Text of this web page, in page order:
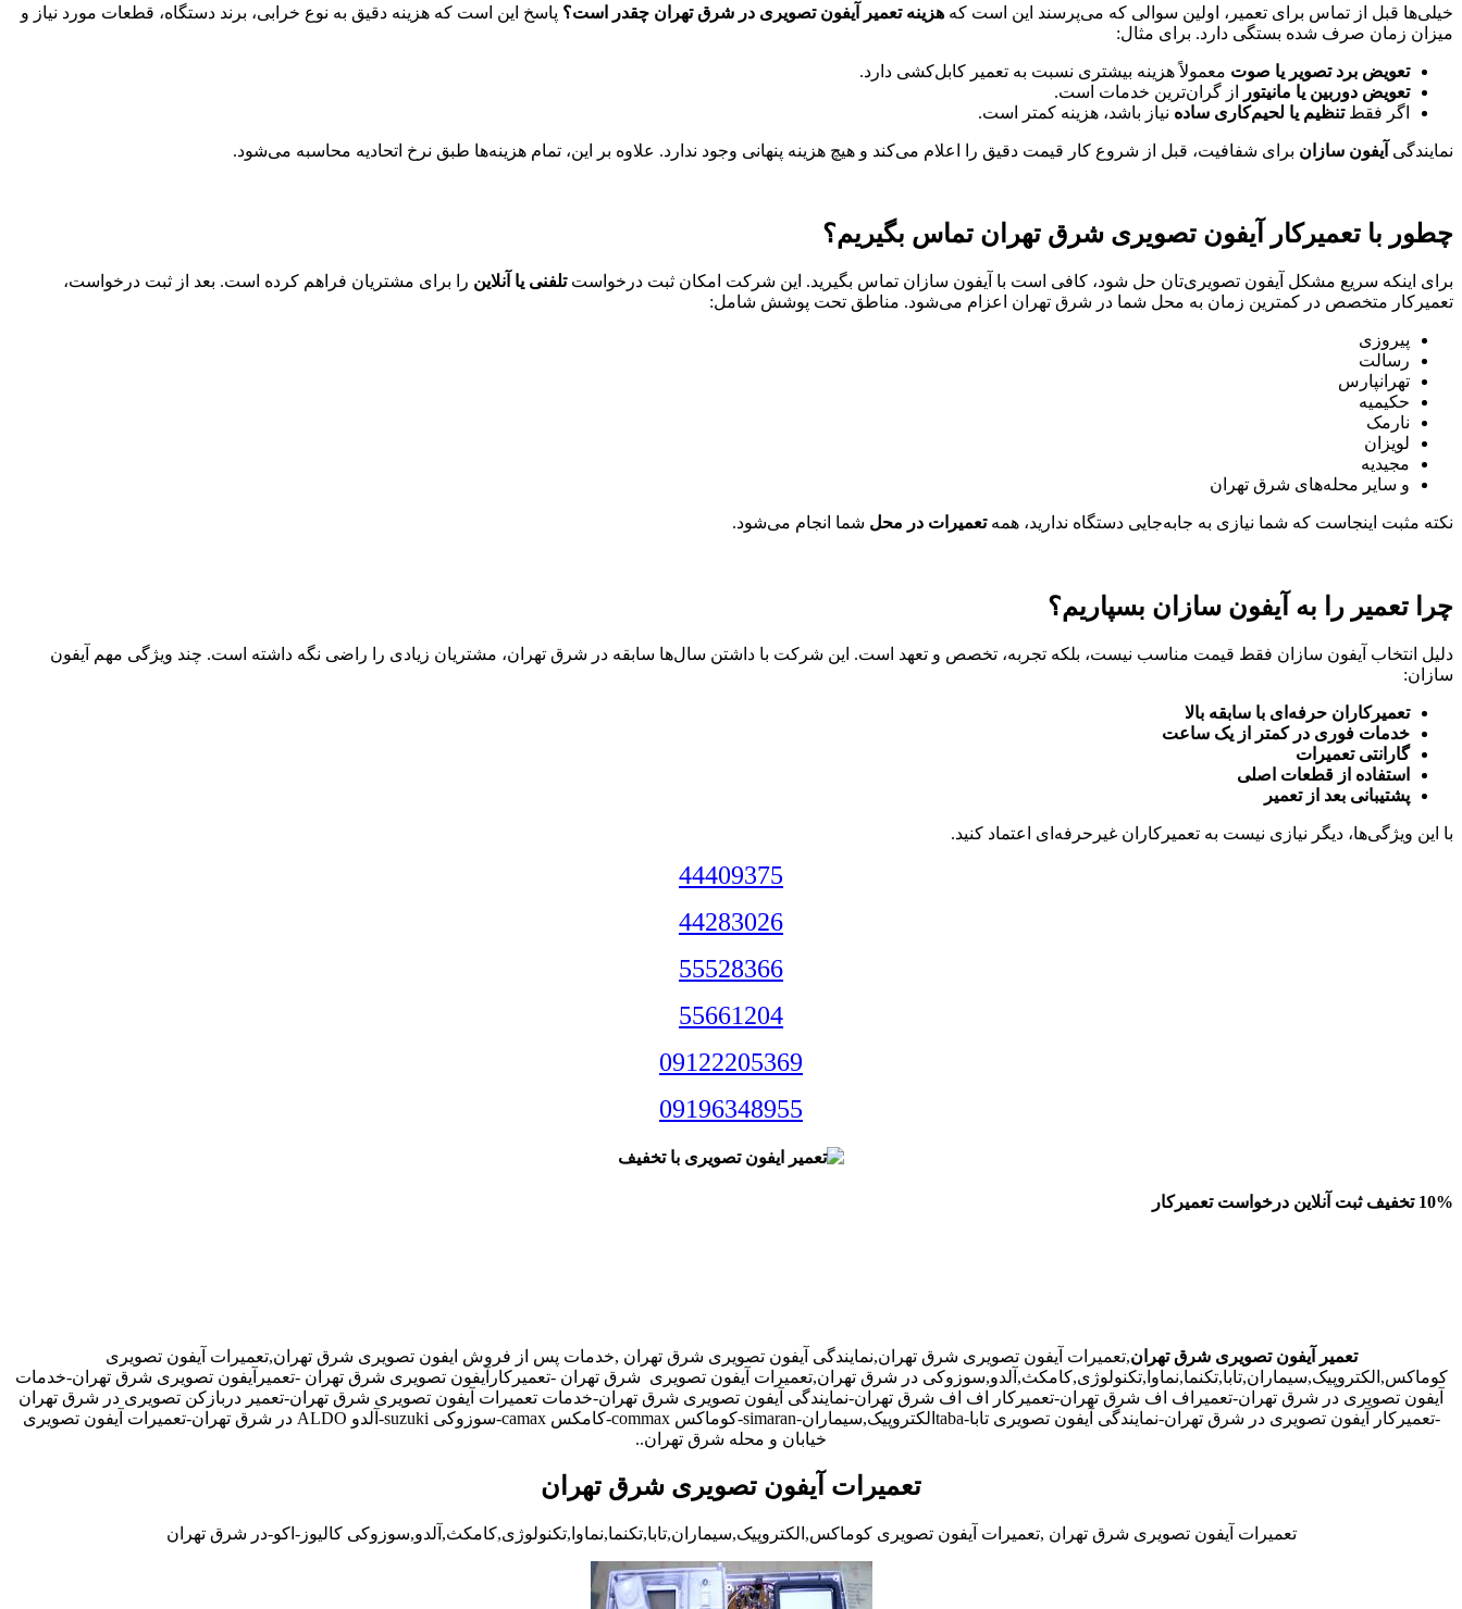
خیلی‌ها قبل از تماس برای تعمیر، اولین سوالی که می‌پرسند این است که هزینه تعمیر آیفون تصویری در شرق تهران چقدر است؟ پاسخ این است که هزینه دقیق به نوع خرابی، برند دستگاه، قطعات مورد نیاز و
میزان زمان صرف شده بستگی دارد. برای مثال:
تعویض برد تصویر یا صوت معمولاً هزینه بیشتری نسبت به تعمیر کابل‌کشی دارد.
تعویض دوربین یا مانیتور
از گران‌ترین خدمات است.
اگر فقطتنظیم یا لحیم‌کاری ساده نیاز باشد، هزینه کمتر است.
نمایندگی آیفون سازان برای شفافیت، قبل از شروع کار قیمت دقیق را اعلام می‌کند و هیچ هزینه پنهانی وجود ندارد. علاوه بر این، تمام هزینه‌ها طبق نرخ اتحادیه محاسبه می‌شود.
چطور با تعمیرکار آیفون تصویری شرق تهران تماس بگیریم؟
برای اینکه سریع مشکل آیفون تصویری‌تان حل شود، کافی است با آیفون سازان تماس بگیرید. این شرکت امکان ثبت درخواستتلفنی یا آنلاین را برای مشتریان فراهم کرده است. بعد از ثبت درخواست،
تعمیرکار متخصص در کمترین زمان به محل شما در شرق تهران اعزام می‌شود. مناطق تحت پوشش شامل:
پیروزی
رسالت
تهرانپارس
حکیمیه
نارمک
لویزان
مجیدیه
و سایر محله‌های شرق تهران
نکته مثبت اینجاست که شما نیازی به جابه‌جایی دستگاه ندارید، همهتعمیرات در محل شما انجام می‌شود.
چرا تعمیر را به آیفون سازان بسپاریم؟
دلیل انتخاب آیفون سازان فقط قیمت مناسب نیست، بلکه تجربه، تخصص و تعهد است. این شرکت با داشتن سال‌ها سابقه در شرق تهران، مشتریان زیادی را راضی نگه داشته است. چند ویژگی مهم آیفون
سازان:
تعمیرکاران حرفه‌ای با سابقه بالا
خدمات فوری در کمتر از یک ساعت
گارانتی تعمیرات
استفاده از قطعات اصلی
پشتیبانی بعد از تعمیر
با این ویژگی‌ها، دیگر نیازی نیست به تعمیرکاران غیرحرفه‌ای اعتماد کنید.
44409375
44283026
55528366
55661204
09122205369
09196348955
10% تخفیف ثبت آنلاین درخواست تعمیرکار
تعمیر آیفون تصویری شرق تهران,تعمیرات آیفون تصویری شرق تهران,نمایندگی آیفون تصویری شرق تهران ,خدمات پس از فروش ایفون تصویری شرق تهران,تعمیرات آیفون تصویری
کوماکس,الکتروپیک,سیماران,تابا,تکنما,نماوا,تکنولوژی,کامکث,آلدو,سوزوکی در شرق تهران,تعمیرات آیفون تصویری شرق تهران -تعمیرکارآیفون تصویری شرق تهران -تعمیرآیفون تصویری شرق تهران-خدمات
آیفون تصویری در شرق تهران-تعمیراف اف شرق تهران-تعمیرکار اف اف شرق تهران-نمایندگی آیفون تصویری شرق تهران-خدمات تعمیرات آیفون تصویری شرق تهران-تعمیر دربازکن تصویری در شرق تهران
-تعمیرکار آیفون تصویری در شرق تهران-نمایندگی آیفون تصویری تابا-tabaالکتروپیک,سیماران-simaran-کوماکس commax-کامکس camax-سوزوکی suzuki-آلدو ALDO در شرق تهران-تعمیرات آیفون تصویری
خیابان و محله شرق تهران..
تعمیرات آیفون تصویری شرق تهران
تعمیرات آیفون تصویری شرق تهران ,تعمیرات آیفون تصویری کوماکس,الکتروپیک,سیماران,تابا,تکنما,نماوا,تکنولوژی,کامکث,آلدو,سوزوکی کالیوز-اکو-در شرق تهران